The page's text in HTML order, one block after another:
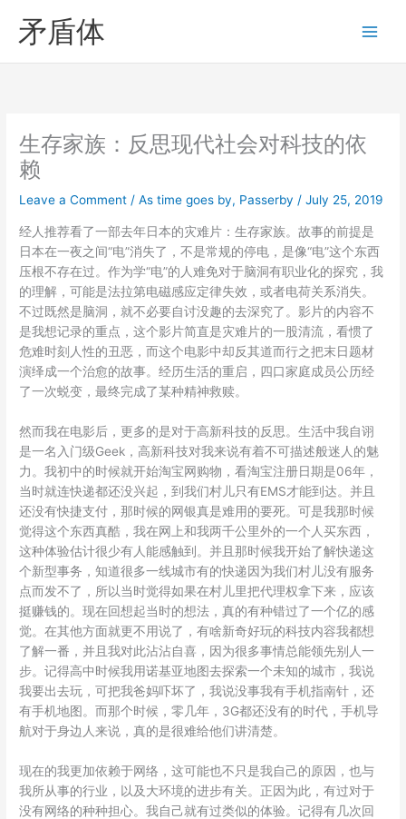
content
矛盾体
生存家族：反思现代社会对科技的依
赖
Leave a Comment /As time goes by, Passerby /July 25, 2019
经人推荐看了一部去年日本的灾难片：生存家族。故事的前提是
日本在一夜之间“电”消失了，不是常规的停电，是像“电”这个东西
压根不存在过。作为学“电”的人难免对于脑洞有职业化的探究，我
的理解，可能是法拉第电磁感应定律失效，或者电荷关系消失。
不过既然是脑洞，就不必要自讨没趣的去深究了。影片的内容不
是我想记录的重点，这个影片简直是灾难片的一股清流，看惯了
危难时刻人性的丑恶，而这个电影中却反其道而行之把末日题材
演绎成一个治愈的故事。经历生活的重启，四口家庭成员公历经
了一次蜕变，最终完成了某种精神救赎。
然而我在电影后，更多的是对于高新科技的反思。生活中我自诩
是一名入门级Geek，高新科技对我来说有着不可描述般迷人的魅
力。我初中的时候就开始淘宝网购物，看淘宝注册日期是06年，
当时就连快递都还没兴起，到我们村儿只有EMS才能到达。并且
还没有快捷支付，那时候的网银真是难用的要死。可是我那时候
觉得这个东西真酷，我在网上和我两千公里外的一个人买东西，
这种体验估计很少有人能感触到。并且那时候我开始了解快递这
个新型事务，知道很多一线城市有的快递因为我们村儿没有服务
点而发不了，所以当时觉得如果在村儿里把代理权拿下来，应该
挺赚钱的。现在回想起当时的想法，真的有种错过了一个亿的感
觉。在其他方面就更不用说了，有啥新奇好玩的科技内容我都想
了解一番，并且我对此沾沾自喜，因为很多事情总能领先别人一
步。记得高中时候我用诺基亚地图去探索一个未知的城市，我说
我要出去玩，可把我爸妈吓坏了，我说没事我有手机指南针，还
有手机地图。而那个时候，零几年，3G都还没有的时代，手机导
航对于身边人来说，真的是很难给他们讲清楚。
现在的我更加依赖于网络，这可能也不只是我自己的原因，也与
我所从事的行业，以及大环境的进步有关。正因为此，有过对于
没有网络的种种担心。我自己就有过类似的体验。记得有几次回